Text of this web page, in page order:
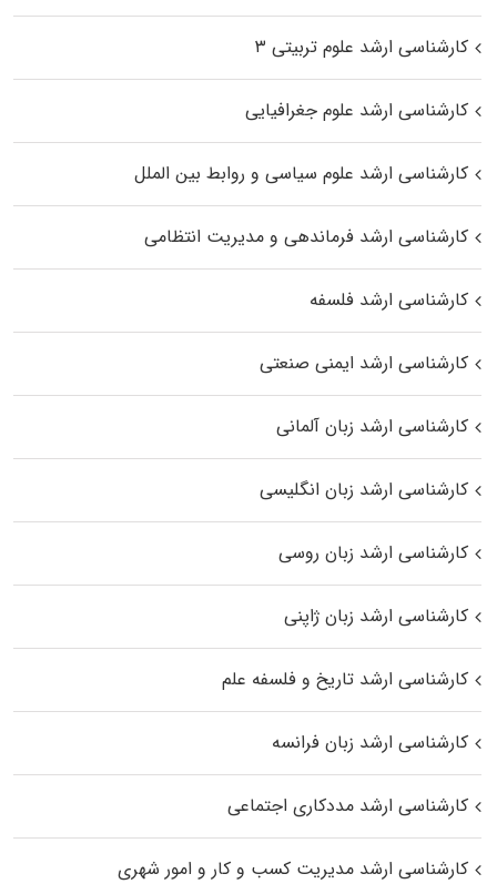
کارشناسی ارشد علوم تربیتی ۳
کارشناسی ارشد علوم جغرافیایی
کارشناسی ارشد علوم سیاسی و روابط بین الملل
کارشناسی ارشد فرماندهی و مدیریت انتظامی
کارشناسی ارشد فلسفه
کارشناسی ارشد ایمنی صنعتی
کارشناسی ارشد زبان آلمانی
کارشناسی ارشد زبان انگلیسی
کارشناسی ارشد زبان روسی
کارشناسی ارشد زبان ژاپنی
کارشناسی ارشد تاریخ و فلسفه علم
کارشناسی ارشد زبان فرانسه
کارشناسی ارشد مددکاری اجتماعی
کارشناسی ارشد مدیریت کسب و کار و امور شهری